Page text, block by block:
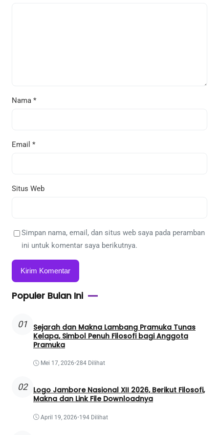
Nama *
Email *
Situs Web
Simpan nama, email, dan situs web saya pada peramban
ini untuk komentar saya berikutnya.
Populer Bulan Ini
01
Sejarah dan Makna Lambang Pramuka Tunas
Kelapa, Simbol Penuh Filosofi bagi Anggota
Pramuka
Mei 17, 2026•284 Dilihat
02
Logo Jambore Nasional XII 2026, Berikut Filosofi,
Makna dan Link File Downloadnya
April 19, 2026•194 Dilihat